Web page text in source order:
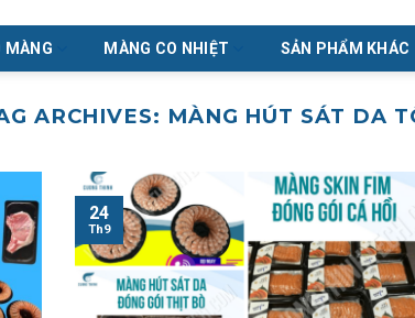
MÀNG MÀNG CO NHIỆT SẢN PHẨM KHÁC
ARCHIVES: MÀNG HÚT SÁT DA
24
Th9